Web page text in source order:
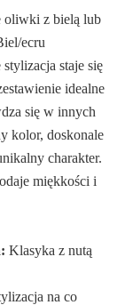
oliwki z bielą lub
ecru
staje się
idealne
się w innych
kolor, doskonale
charakter.
miękkości i
Klasyka z nutą
na co